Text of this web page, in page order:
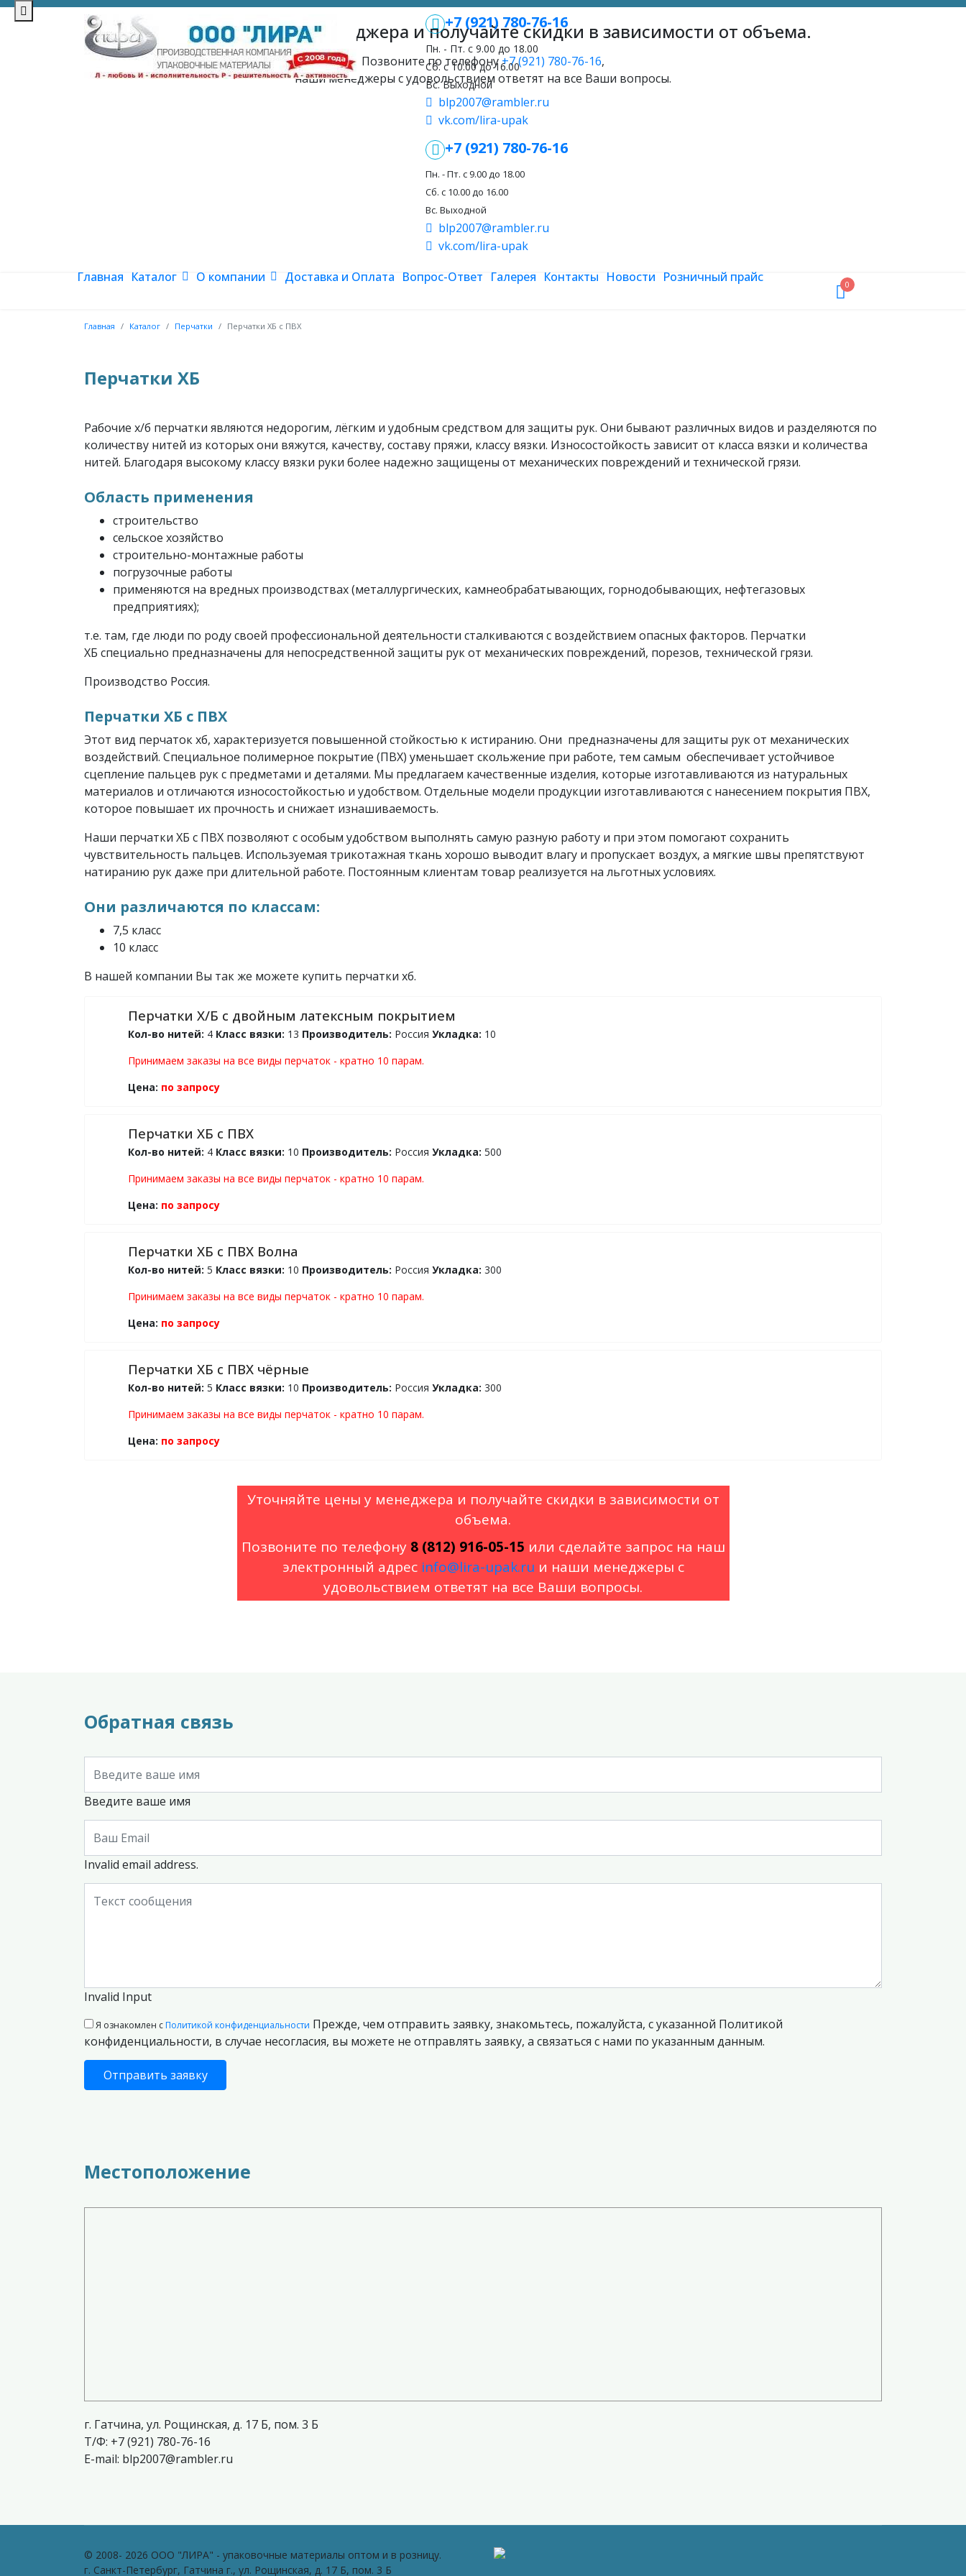
Уточняйте цены у менеджера и получайте скидки в зависимости от объема.
Позвоните по телефону+7 (921) 780-76-16,
наши менеджеры с удовольствием ответят на все Ваши вопросы.
+7 (921) 780-76-16
Пн. - Пт. с 9.00 до 18.00
Сб. с 10.00 до 16.00
Вс. Выходной
blp2007@rambler.ru
vk.com/lira-upak
+7 (921) 780-76-16
Пн. - Пт. с 9.00 до 18.00
Сб. с 10.00 до 16.00
Вс. Выходной
blp2007@rambler.ru
vk.com/lira-upak
Главная Каталог О компании Доставка и Оплата Вопрос-Ответ Галерея Контакты Новости Розничный прайс 0
Главная Каталог Перчатки Перчатки ХБ с ПВХ
Перчатки ХБ
Рабочие х/б перчатки являются недорогим, лёгким и удобным средством для защиты рук. Они бывают различных видов и разделяются по
количеству нитей из которых они вяжутся, качеству, составу пряжи, классу вязки. Износостойкость зависит от класса вязки и количества
нитей. Благодаря высокому классу вязки руки более надежно защищены от механических повреждений и технической грязи.
Область применения
строительство
сельское хозяйство
строительно-монтажные работы
погрузочные работы
применяются на вредных производствах (металлургических, камнеобрабатывающих, горнодобывающих, нефтегазовых
предприятиях);
т.е. там, где люди по роду своей профессиональной деятельности сталкиваются с воздействием опасных факторов. Перчатки
ХБ специально предназначены для непосредственной защиты рук от механических повреждений, порезов, технической грязи.
Производство Россия.
Перчатки ХБ с ПВХ
Этот вид перчаток хб, характеризуется повышенной стойкостью к истиранию. Они предназначены для защиты рук от механических
воздействий. Специальное полимерное покрытие (ПВХ) уменьшает скольжение при работе, тем самым обеспечивает устойчивое
сцепление пальцев рук с предметами и деталями. Мы предлагаем качественные изделия, которые изготавливаются из натуральных
материалов и отличаются износостойкостью и удобством. Отдельные модели продукции изготавливаются с нанесением покрытия ПВХ,
которое повышает их прочность и снижает изнашиваемость.
Наши перчатки ХБ с ПВХ позволяют с особым удобством выполнять самую разную работу и при этом помогают сохранить
чувствительность пальцев. Используемая трикотажная ткань хорошо выводит влагу и пропускает воздух, а мягкие швы препятствуют
натиранию рук даже при длительной работе. Постоянным клиентам товар реализуется на льготных условиях.
Они различаются по классам:
7,5 класс
10 класс
В нашей компании Вы так же можете купить перчатки хб.
Перчатки Х/Б с двойным латексным покрытием
Кол-во нитей: 4 Класс вязки: 13 Производитель: Россия Укладка: 10
Принимаем заказы на все виды перчаток - кратно 10 парам.
Цена: по запросу
Перчатки ХБ с ПВХ
Кол-во нитей: 4 Класс вязки: 10 Производитель: Россия Укладка: 500
Принимаем заказы на все виды перчаток - кратно 10 парам.
Цена: по запросу
Перчатки ХБ с ПВХ Волна
Кол-во нитей: 5 Класс вязки: 10 Производитель: Россия Укладка: 300
Принимаем заказы на все виды перчаток - кратно 10 парам.
Цена: по запросу
Перчатки ХБ с ПВХ чёрные
Кол-во нитей: 5 Класс вязки: 10 Производитель: Россия Укладка: 300
Принимаем заказы на все виды перчаток - кратно 10 парам.
Цена: по запросу
Уточняйте цены у менеджера и получайте скидки в зависимости от
объема.
Позвоните по телефону 8 (812) 916-05-15 или сделайте запрос на наш
электронный адресinfo@lira-upak.ru и наши менеджеры с
удовольствием ответят на все Ваши вопросы.
Обратная связь
Введите ваше имя
Invalid email address.
Invalid Input
Я ознакомлен с Политикой конфиденциальности Прежде, чем отправить заявку, знакомьтесь, пожалуйста, с указанной Политикой
конфиденциальности, в случае несогласия, вы можете не отправлять заявку, а связаться с нами по указанным данным.
Отправить заявку
Местоположение
г. Гатчина, ул. Рощинская, д. 17 Б, пом. 3 Б
T/Ф: +7 (921) 780-76-16
E-mail: blp2007@rambler.ru
© 2008- 2026 ООО "ЛИРА" - упаковочные материалы оптом и в розницу.
г. Санкт-Петербург, Гатчина г., ул. Рощинская, д. 17 Б, пом. 3 Б